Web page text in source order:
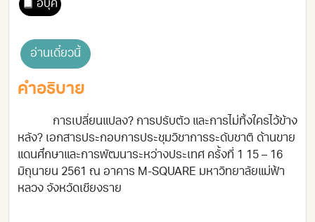
อีบุ๊ค
อ่านเดี๋ยวนี้
คำอธิบาย
การเปลี่ยนแปลง? การปรับตัว และการไม่ทิ้งใครไว้ข้าง
หลัง? เอกสารประกอบการประชุมวิชาการระดับชาติ ด้านขาย
แดนศึกษาและการพัฒนาระหว่างประเทศ ครั้งที่ 1 15 – 16
มิถุนายน 2561 ณ อาคาร M-SQUARE มหาวิทยาลัยแม่ฟ้า
หลวง จังหวัดเชียงราย